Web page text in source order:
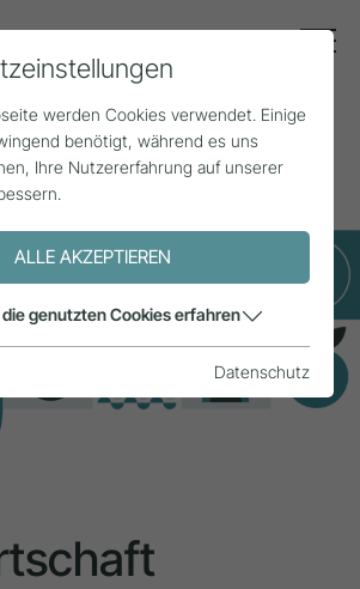
werden Cookies verwendet. Einige
benötigt, während es uns
Ihre Nutzererfahrung auf unserer
ALLE AKZEPTIEREN
genutzten Cookies erfahren
Datenschutz